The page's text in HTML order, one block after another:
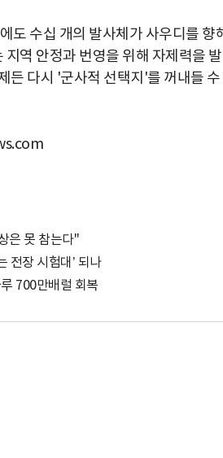
도 수십 개의 발사체가 사우디를
역 안정과 번영을 위해 자제력을
든 다시 '군사적 선택지'를 꺼내들
은 못 참는다"
전장 시험대’ 되나
700만배럴 회복